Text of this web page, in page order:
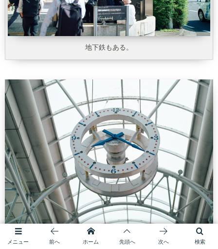
地下鉄もある。
メニュー 検索
前へ ホーム 先頭へ 次へ